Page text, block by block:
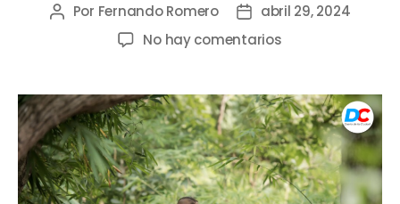
Por Fernando Romero
abril 29, 2024
No hay comentarios